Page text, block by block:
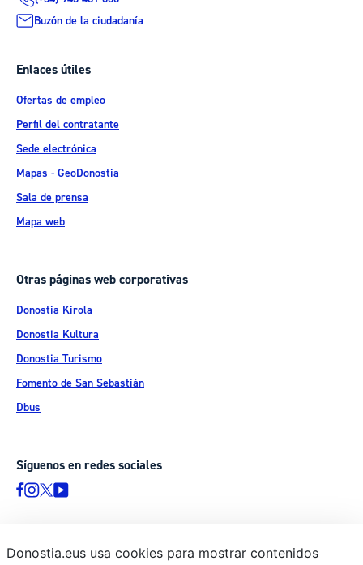
Buzón de la ciudadanía
Enlaces útiles
Ofertas de empleo
Perfil del contratante
Sede electrónica
Mapas - GeoDonostia
Sala de prensa
Mapa web
Otras páginas web corporativas
Donostia Kirola
Donostia Kultura
Donostia Turismo
Fomento de San Sebastián
Dbus
Síguenos en redes sociales
Donostia.eus usa cookies para mostrar contenidos